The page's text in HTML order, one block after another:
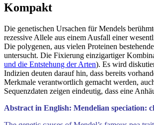
Kompakt
Die genetischen Ursachen für Mendels
rezessive Allele aus einem Ausfall einer
Die polygenen, aus vielen Proteinen
untersucht. Die Fixierung einzigartiger
und die Entstehung der Arten). Es wird
Indizien deuten darauf hin, dass bereits
Merkmale verantwortlich gemacht werden,
Sequenzdaten zeigen eindeutig, dass eine
Abstract in English: Mendelian speciation: